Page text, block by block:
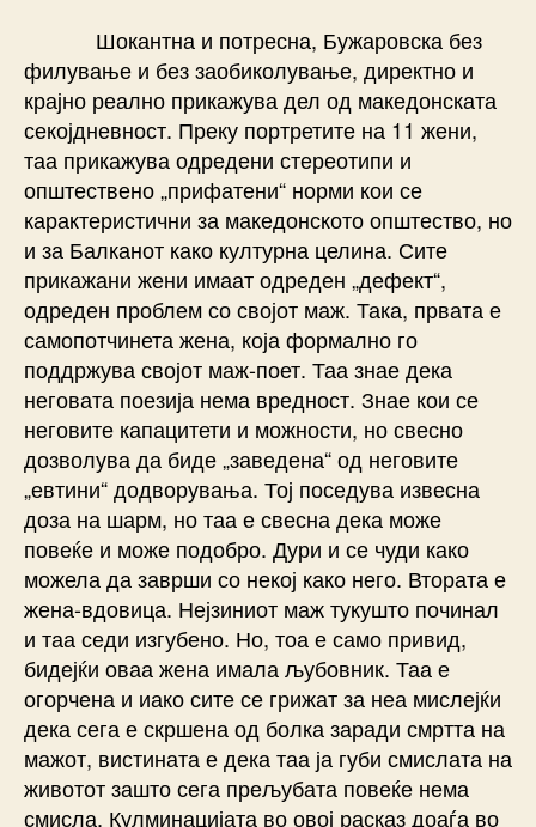
Шокантна и потресна, Бужаровска без
филување и без заобиколување, директно и
крајно реално прикажува дел од македонската
секојдневност. Преку портретите на 11 жени,
таа прикажува одредени стереотипи и
општествено „прифатени“ норми кои се
карактеристични за македонското општество, но
и за Балканот како културна целина. Сите
прикажани жени имаат одреден „дефект“,
одреден проблем со својот маж. Така, првата е
самопотчинета жена, која формално го
поддржува својот маж-поет. Таа знае дека
неговата поезија нема вредност. Знае кои се
неговите капацитети и можности, но свесно
дозволува да биде „заведена“ од неговите
„евтини“ додворувања. Тој поседува извесна
доза на шарм, но таа е свесна дека може
повеќе и може подобро. Дури и се чуди како
можела да заврши со некој како него. Втората е
жена-вдовица. Нејзиниот маж тукушто починал
и таа седи изгубено. Но, тоа е само привид,
бидејќи оваа жена имала љубовник. Таа е
огорчена и иако сите се грижат за неа мислејќи
дека сега е скршена од болка заради смртта на
мажот, вистината е дека таа ја губи смислата на
животот зашто сега прељубата повеќе нема
смисла. Кулминацијата во овој расказ доаѓа во